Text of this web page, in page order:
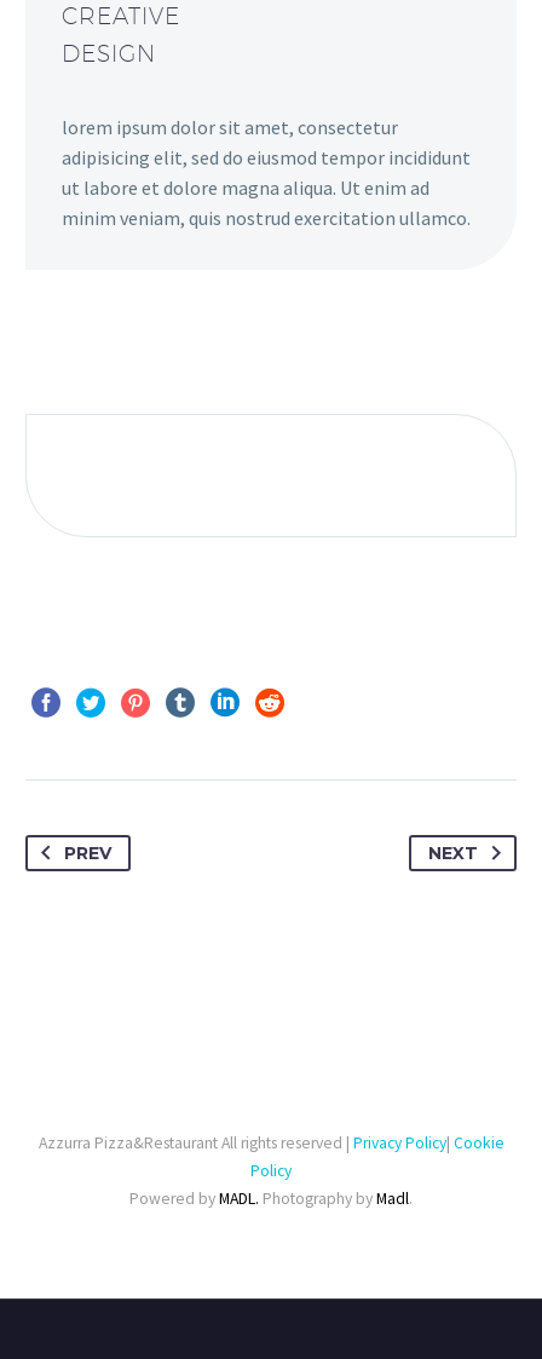
CREATIVE
DESIGN
lorem ipsum dolor sit amet, consectetur
adipisicing elit, sed do eiusmod tempor incididunt
ut labore et dolore magna aliqua. Ut enim ad
minim veniam, quis nostrud exercitation ullamco.
PREV NEXT
Azzurra Pizza&Restaurant All rights reserved | Privacy Policy| Cookie
Policy
Powered byMADL. Photography byMadl.